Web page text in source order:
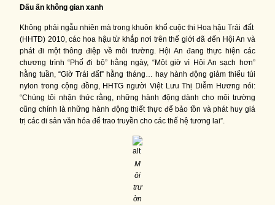
Dấu ấn không gian xanh
Không phải ngẫu nhiên mà trong khuôn khổ cuộc thi Hoa hậu Trái đất
(HHTĐ) 2010, các hoa hậu từ khắp nơi trên thế giới đã đến Hội An và
phát đi một thông điệp về môi trường. Hội An đang thực hiện các
chương trình “Phố đi bộ” hằng ngày, “Một giờ vì Hội An sạch hơn”
hằng tuần, “Giờ Trái đất” hằng tháng… hay hành động giảm thiểu túi
nylon trong cộng đồng, HHTG người Việt Lưu Thị Diễm Hương nói:
“Chúng tôi nhận thức rằng, những hành động dành cho môi trường
cũng chính là những hành động thiết thực để bảo tồn và phát huy giá
trị các di sản văn hóa để trao truyền cho các thế hệ tương lai”.
M
ôi
trư
ờn